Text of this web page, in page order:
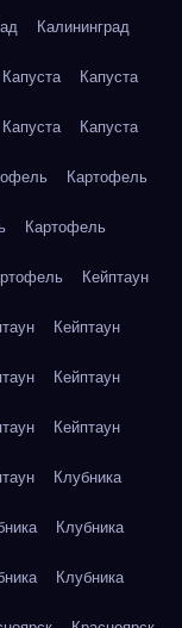
Калининград
Капуста Капуста
Капуста Капуста
Картофель
Картофель
Кейптаун
Кейптаун
Кейптаун
Кейптаун
Клубника
Клубника
Клубника